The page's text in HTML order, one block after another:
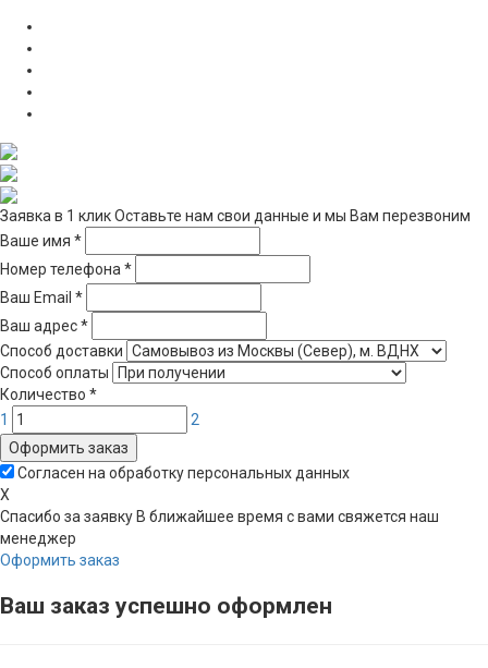
Заявка в 1 кликОставьте нам свои данные и мы Вам перезвоним
Ваше имя *
Номер телефона *
Ваш Email *
Ваш адрес*
Способ доставки
Способ оплаты
Количество *
1
2
Оформить заказ
Согласен на обработку персональных данных
X
Спасибо за заявку В ближайшее время с вами свяжется наш
менеджер
Оформить заказ
Ваш заказ успешно оформлен